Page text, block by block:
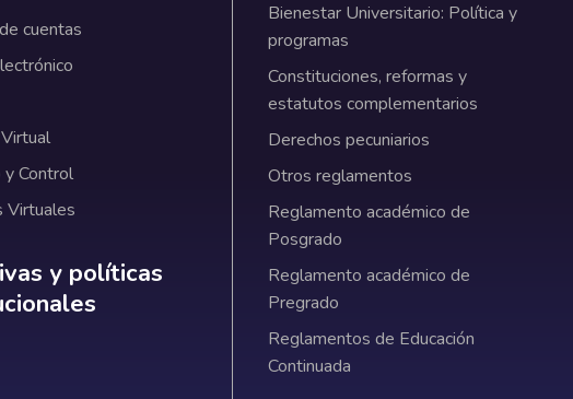
cuentas
Control
Virtuales
y políticas institucionales
y políticas
Bienestar Universitario: Política y
programas
Constituciones, reformas y
estatutos complementarios
Derechos pecuniarios
Otros reglamentos
Reglamento académico de
Posgrado
Reglamento académico de
Pregrado
Reglamentos de Educación
Continuada